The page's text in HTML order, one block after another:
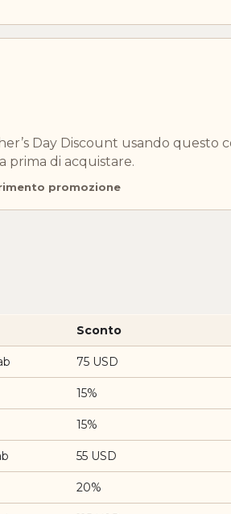
Day Discount usando questo
prima di acquistare.
promozione
Sconto
75 USD
15%
15%
55 USD
20%